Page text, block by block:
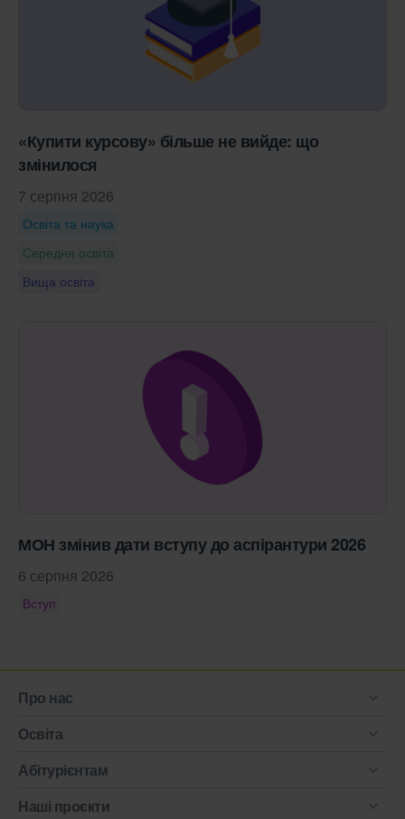
«Купити курсову» більше не вийде: що
змінилося
7 серпня 2026
Освіта та наука
Середня освіта
Вища освіта
МОН змінив дати вступу до аспірантури 2026
6 серпня 2026
Вступ
Про нас
Освіта
Абітурієнтам
Наші проєкти